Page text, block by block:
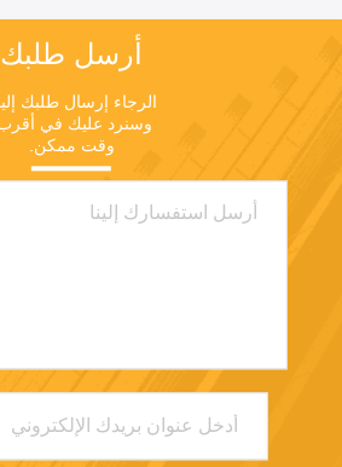
أرسل طلبك
وقت ممكن.